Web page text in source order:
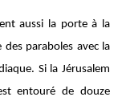
aussi la porte à la
paraboles avec la
Si la Jérusalem
entouré de douze